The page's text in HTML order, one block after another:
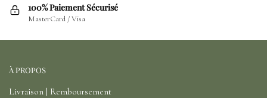
100% Paiement Sécurisé
MasterCard / Visa
À PROPOS
Livraison | Remboursement